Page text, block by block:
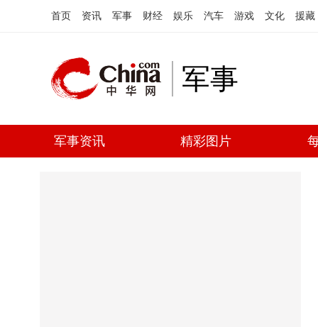
首页 资讯 军事 财经 娱乐 汽车 游戏 文化 援藏
军事
军事资讯 精彩图片